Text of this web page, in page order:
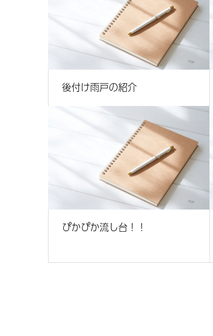
後付け雨戸の紹介
ぴかぴか流し台！！